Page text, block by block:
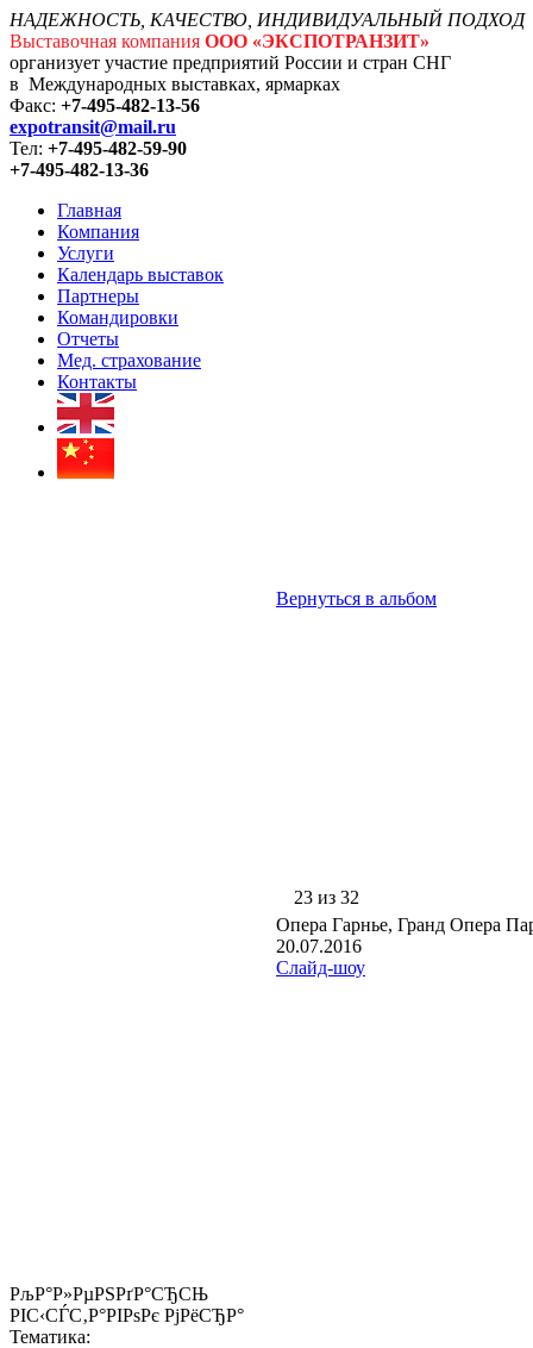
НАДЕЖНОСТЬ, КАЧЕСТВО, ИНДИВИДУАЛЬНЫЙ ПОДХОД
Выставочная компания ООО «ЭКСПОТРАНЗИТ»
организует участие предприятий России и стран СНГ
в Международных выставках, ярмарках
Факс: +7-495-482-13-56
expotransit@mail.ru
Тел: +7-495-482-59-90
+7-495-482-13-36
Главная
Компания
Услуги
Календарь выставок
Партнеры
Командировки
Отчеты
Мед. страхование
Контакты
Вернуться в альбом
23 из 32
Опера Гарнье, Гранд Опера
20.07.2016
Слайд-шоу
РљР°Р»РµРЅРґР°СЂСЊ
РІС‹СЃС‚Р°РІРѕРє РјРёСЂР°
Тематика: